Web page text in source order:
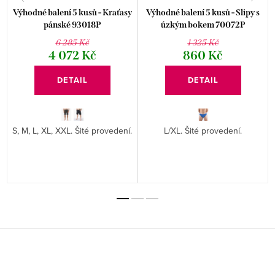
Výhodné balení 5 kusů - Kraťasy
pánské 93018P
6 285 Kč
4 072 Kč
DETAIL
S, M, L, XL, XXL. Šité provedení.
Výhodné balení 5 kusů - Slipy s
úzkým bokem 70072P
1 325 Kč
860 Kč
DETAIL
L/XL. Šité provedení.